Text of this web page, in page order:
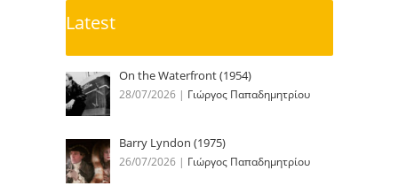
Latest
On the Waterfront (1954)
28/07/2026 | Γιώργος Παπαδημητρίου
Barry Lyndon (1975)
26/07/2026 | Γιώργος Παπαδημητρίου